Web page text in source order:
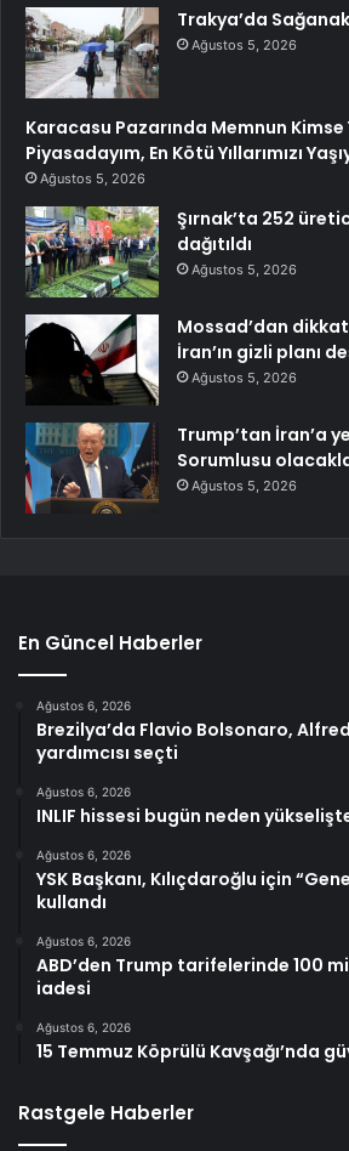
Trakya’da
Ağustos 5, 2026
Karacasu Pazarında Memnun Kimse
Piyasadayım, En Kötü Yıllarımızı
Ağustos 5, 2026
Şırnak’ta 252
dağıtıldı
Ağustos 5, 2026
Mossad’dan
İran’ın gizli planı
Ağustos 5, 2026
Trump’tan İran’a
Sorumlusu
Ağustos 5, 2026
En Güncel Haberler
Ağustos 6, 2026
Brezilya’da Flavio Bolsonaro,
yardımcısı seçti
Ağustos 6, 2026
INLIF hissesi bugün neden
Ağustos 6, 2026
YSK Başkanı, Kılıçdaroğlu için
kullandı
Ağustos 6, 2026
ABD’den Trump tarifelerinde 100
iadesi
Ağustos 6, 2026
15 Temmuz Köprülü Kavşağı’nda
Rastgele Haberler